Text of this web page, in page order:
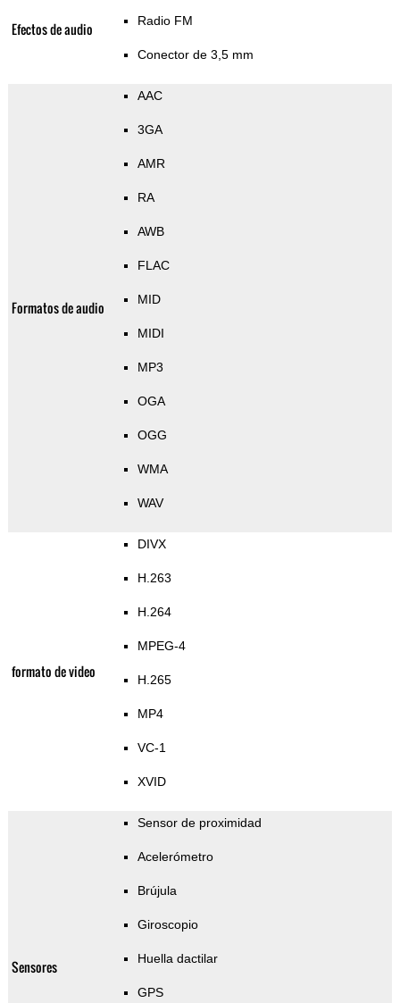
Efectos de audio Radio FM
Conector de 3,5 mm
Formatos de audio
AAC
3GA
AMR
RA
AWB
FLAC
MID
MIDI
MP3
OGA
OGG
WMA
WAV
formato de video
DIVX
H.263
H.264
MPEG-4
H.265
MP4
VC-1
XVID
Sensores
Sensor de proximidad
Acelerómetro
Brújula
Giroscopio
Huella dactilar
GPS